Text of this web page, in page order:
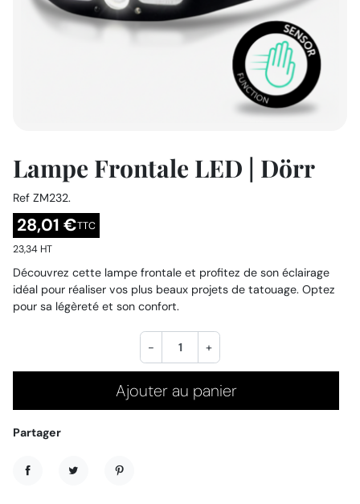
Lampe Frontale LED | Dörr
Ref ZM232.
28,01 €TTC
23,34 HT
Découvrez cette lampe frontale et profitez de son éclairage
idéal pour réaliser vos plus beaux projets de tatouage. Optez
pour sa légèreté et son confort.
- +
Ajouter au panier
Partager